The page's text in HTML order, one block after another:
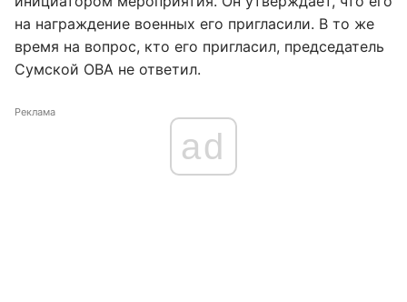
на награждение военных его пригласили. В то же
время на вопрос, кто его пригласил, председатель
Сумской ОВА не ответил.
Реклама
ad